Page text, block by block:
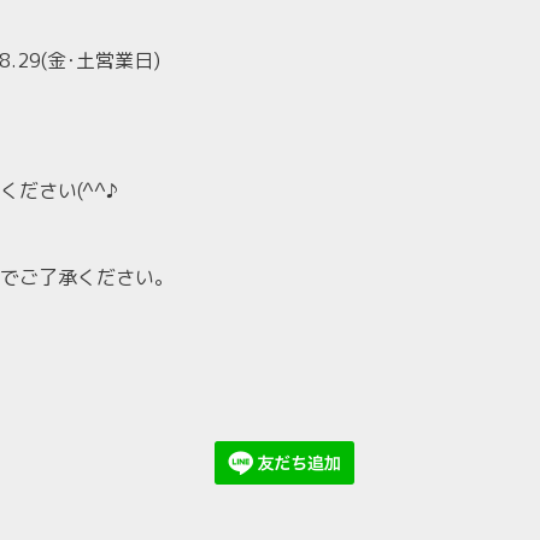
金･土営業日)
ださい(^^♪
ご了承ください。